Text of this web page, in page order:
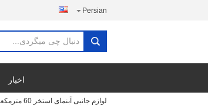
Persian
اخبار
لوازم جانبی آبنمای استخر 60 مترمکعب در ساعت 4 اینچی DN100 نازل جت نمایش فیلم SS